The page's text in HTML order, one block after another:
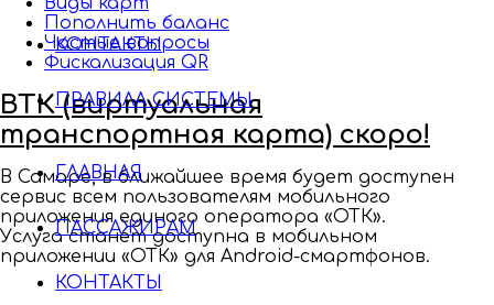
КОНТАКТЫ
ПРАВИЛА СИСТЕМЫ
ГЛАВНАЯ
ПАССАЖИРАМ
КОНТАКТЫ
Пополнить баланс
Частые вопросы
Фискализация QR
ВТК (виртуальная
транспортная карта) скоро!
В Самаре, в ближайшее время будет доступен
сервис всем пользователям мобильного
приложения единого оператора «ОТК».
Услуга станет доступна в мобильном
приложении «ОТК» для Android-смартфонов.